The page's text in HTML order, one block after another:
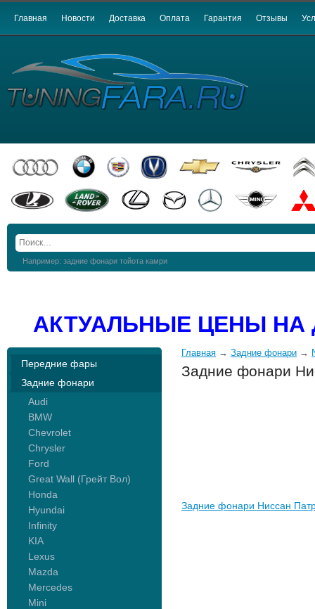
Главная Новости Доставка Оплата Гарантия Отзывы
Например: задние фонари тойота камри
АКТУАЛЬНЫЕ ЦЕНЫ
Передние фары
Задние фонари
Audi
BMW
Chevrolet
Chrysler
Ford
Great Wall (Грейт Вол)
Honda
Hyundai
Infinity
KIA
Lexus
Mazda
Mercedes
Mini
Главная → Задние фонари →
Задние фонари
Задние фонари Ниссан